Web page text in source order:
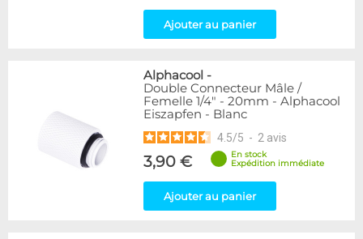
Ajouter au panier
Alphacool -
Double Connecteur Mâle /
Femelle 1/4" - 20mm - Alphacool
Eiszapfen - Blanc
4.5/5 - 2 avis
3,90 €
En stock
Expédition immédiate
Ajouter au panier